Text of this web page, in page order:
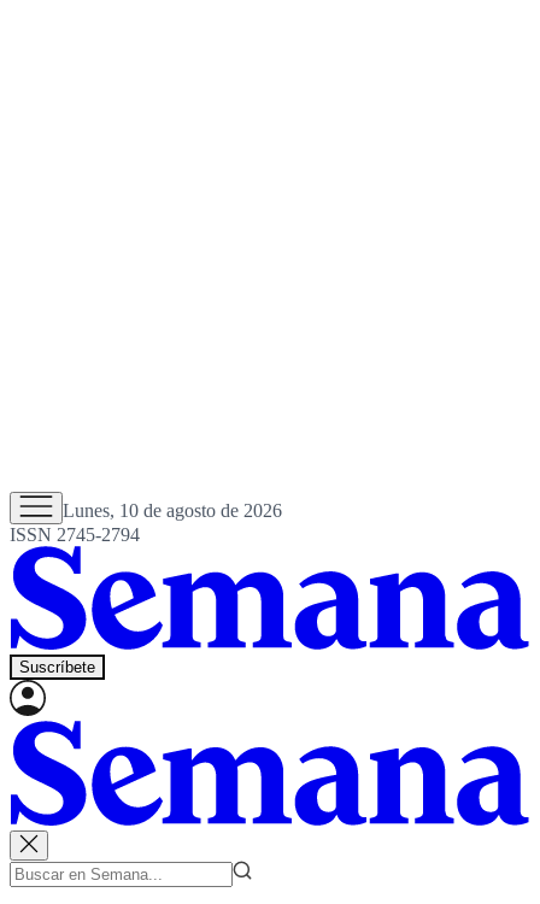
Lunes, 10 de agosto de 2026
ISSN 2745-2794
Suscríbete